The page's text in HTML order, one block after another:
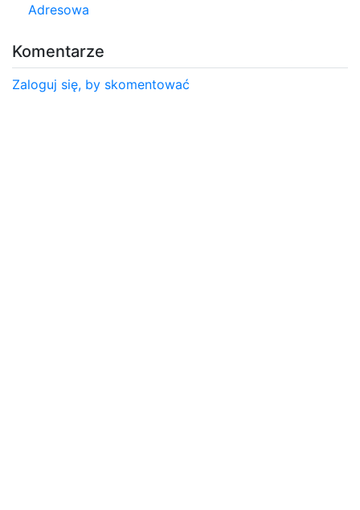
Adresowa
Komentarze
Zaloguj się, by skomentować